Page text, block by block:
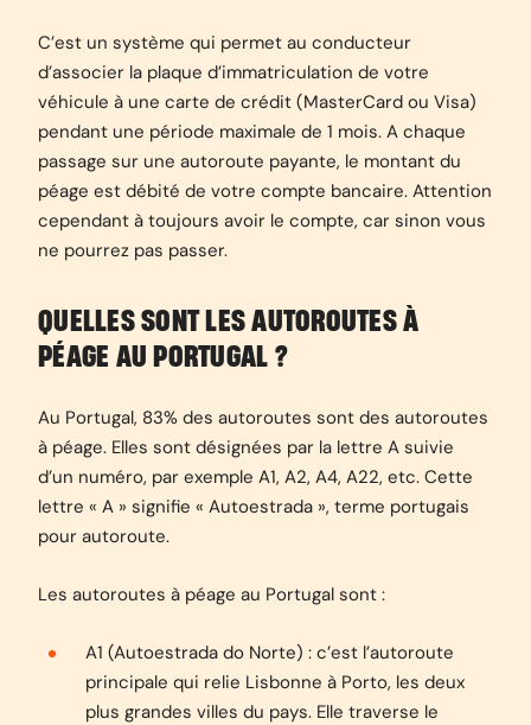
C’est un système qui permet au conducteur
d’associer la plaque d’immatriculation de votre
véhicule à une carte de crédit (MasterCard ou Visa)
pendant une période maximale de 1 mois. A chaque
passage sur une autoroute payante, le montant du
péage est débité de votre compte bancaire. Attention
cependant à toujours avoir le compte, car sinon vous
ne pourrez pas passer.
QUELLES SONT LES AUTOROUTES À
PÉAGE AU PORTUGAL ?
Au Portugal, 83% des autoroutes sont des autoroutes
à péage. Elles sont désignées par la lettre A suivie
d’un numéro, par exemple A1, A2, A4, A22, etc. Cette
lettre « A » signifie « Autoestrada », terme portugais
pour autoroute.
Les autoroutes à péage au Portugal sont :
A1 (Autoestrada do Norte) : c’est l’autoroute
principale qui relie Lisbonne à Porto, les deux
plus grandes villes du pays. Elle traverse le